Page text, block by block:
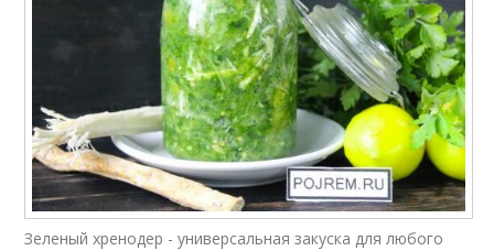
Зеленый хренодер - универсальная закуска для любого